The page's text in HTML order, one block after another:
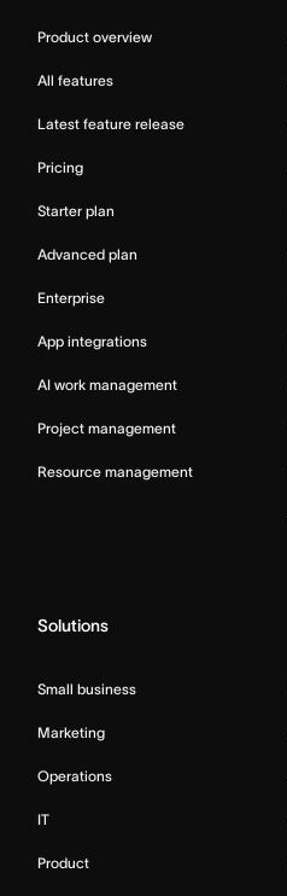
Product overview
All features
Latest feature release
Pricing
Starter plan
Advanced plan
Enterprise
App integrations
AI work management
Project management
Resource management
Solutions
Small business
Marketing
Operations
IT
Product